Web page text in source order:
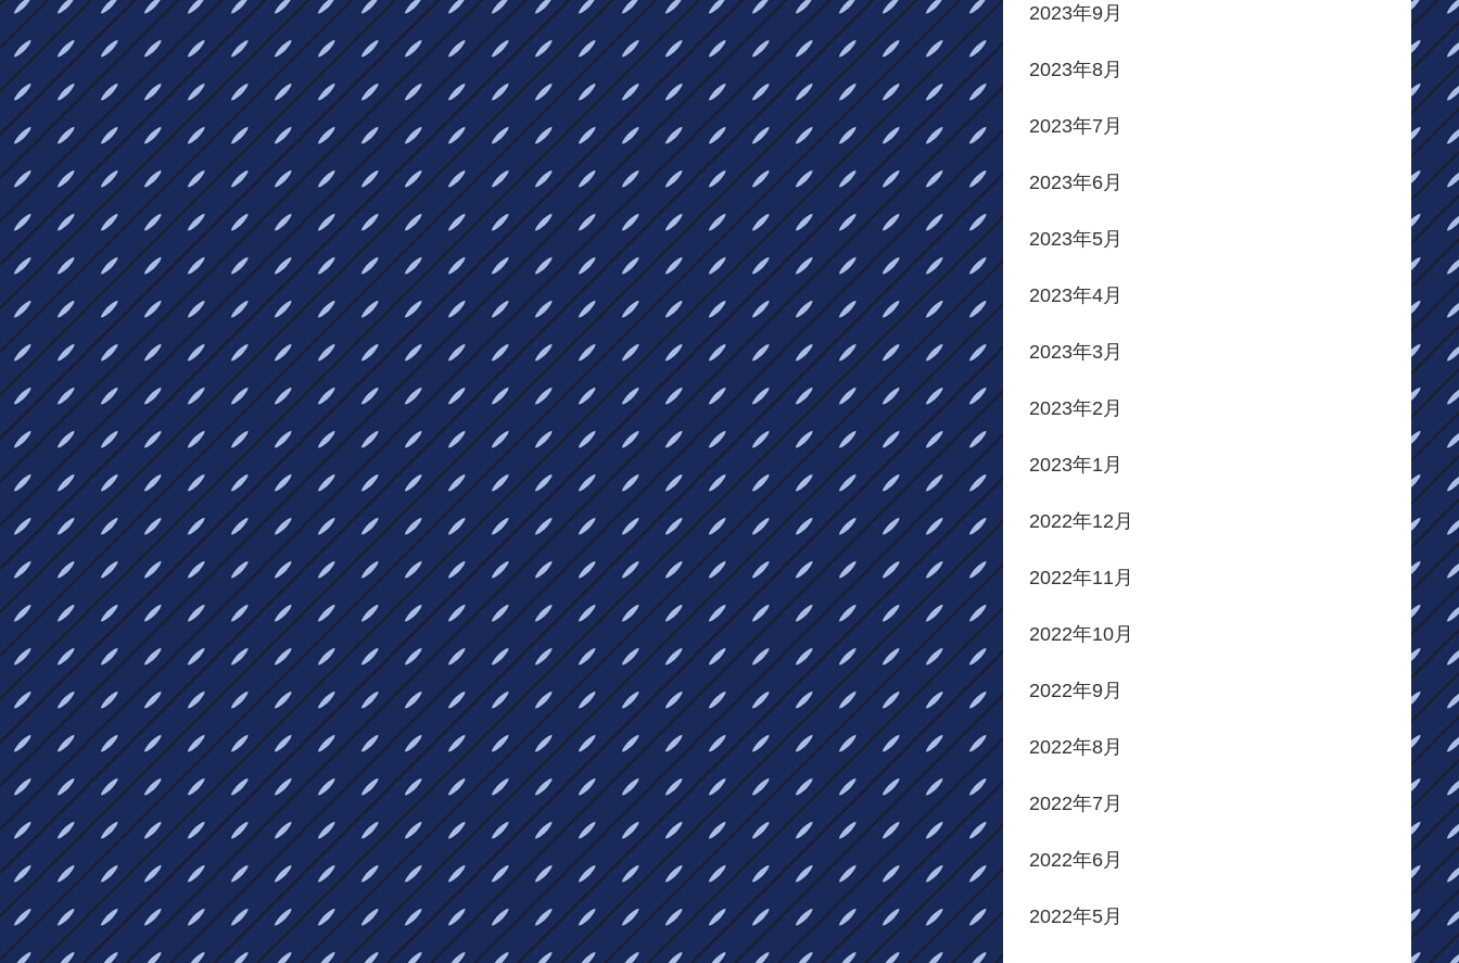
2023年9月
2023年8月
2023年7月
2023年6月
2023年5月
2023年4月
2023年3月
2023年2月
2023年1月
2022年12月
2022年11月
2022年10月
2022年9月
2022年8月
2022年7月
2022年6月
2022年5月